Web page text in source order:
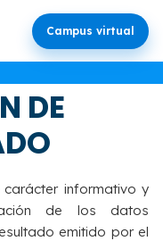
Campus virtual
DEL
DE
informativo y
de los datos
emitido por el